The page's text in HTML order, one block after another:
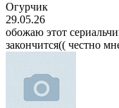
Огурчик
29.05.26
обожаю этот
закончится(( честно